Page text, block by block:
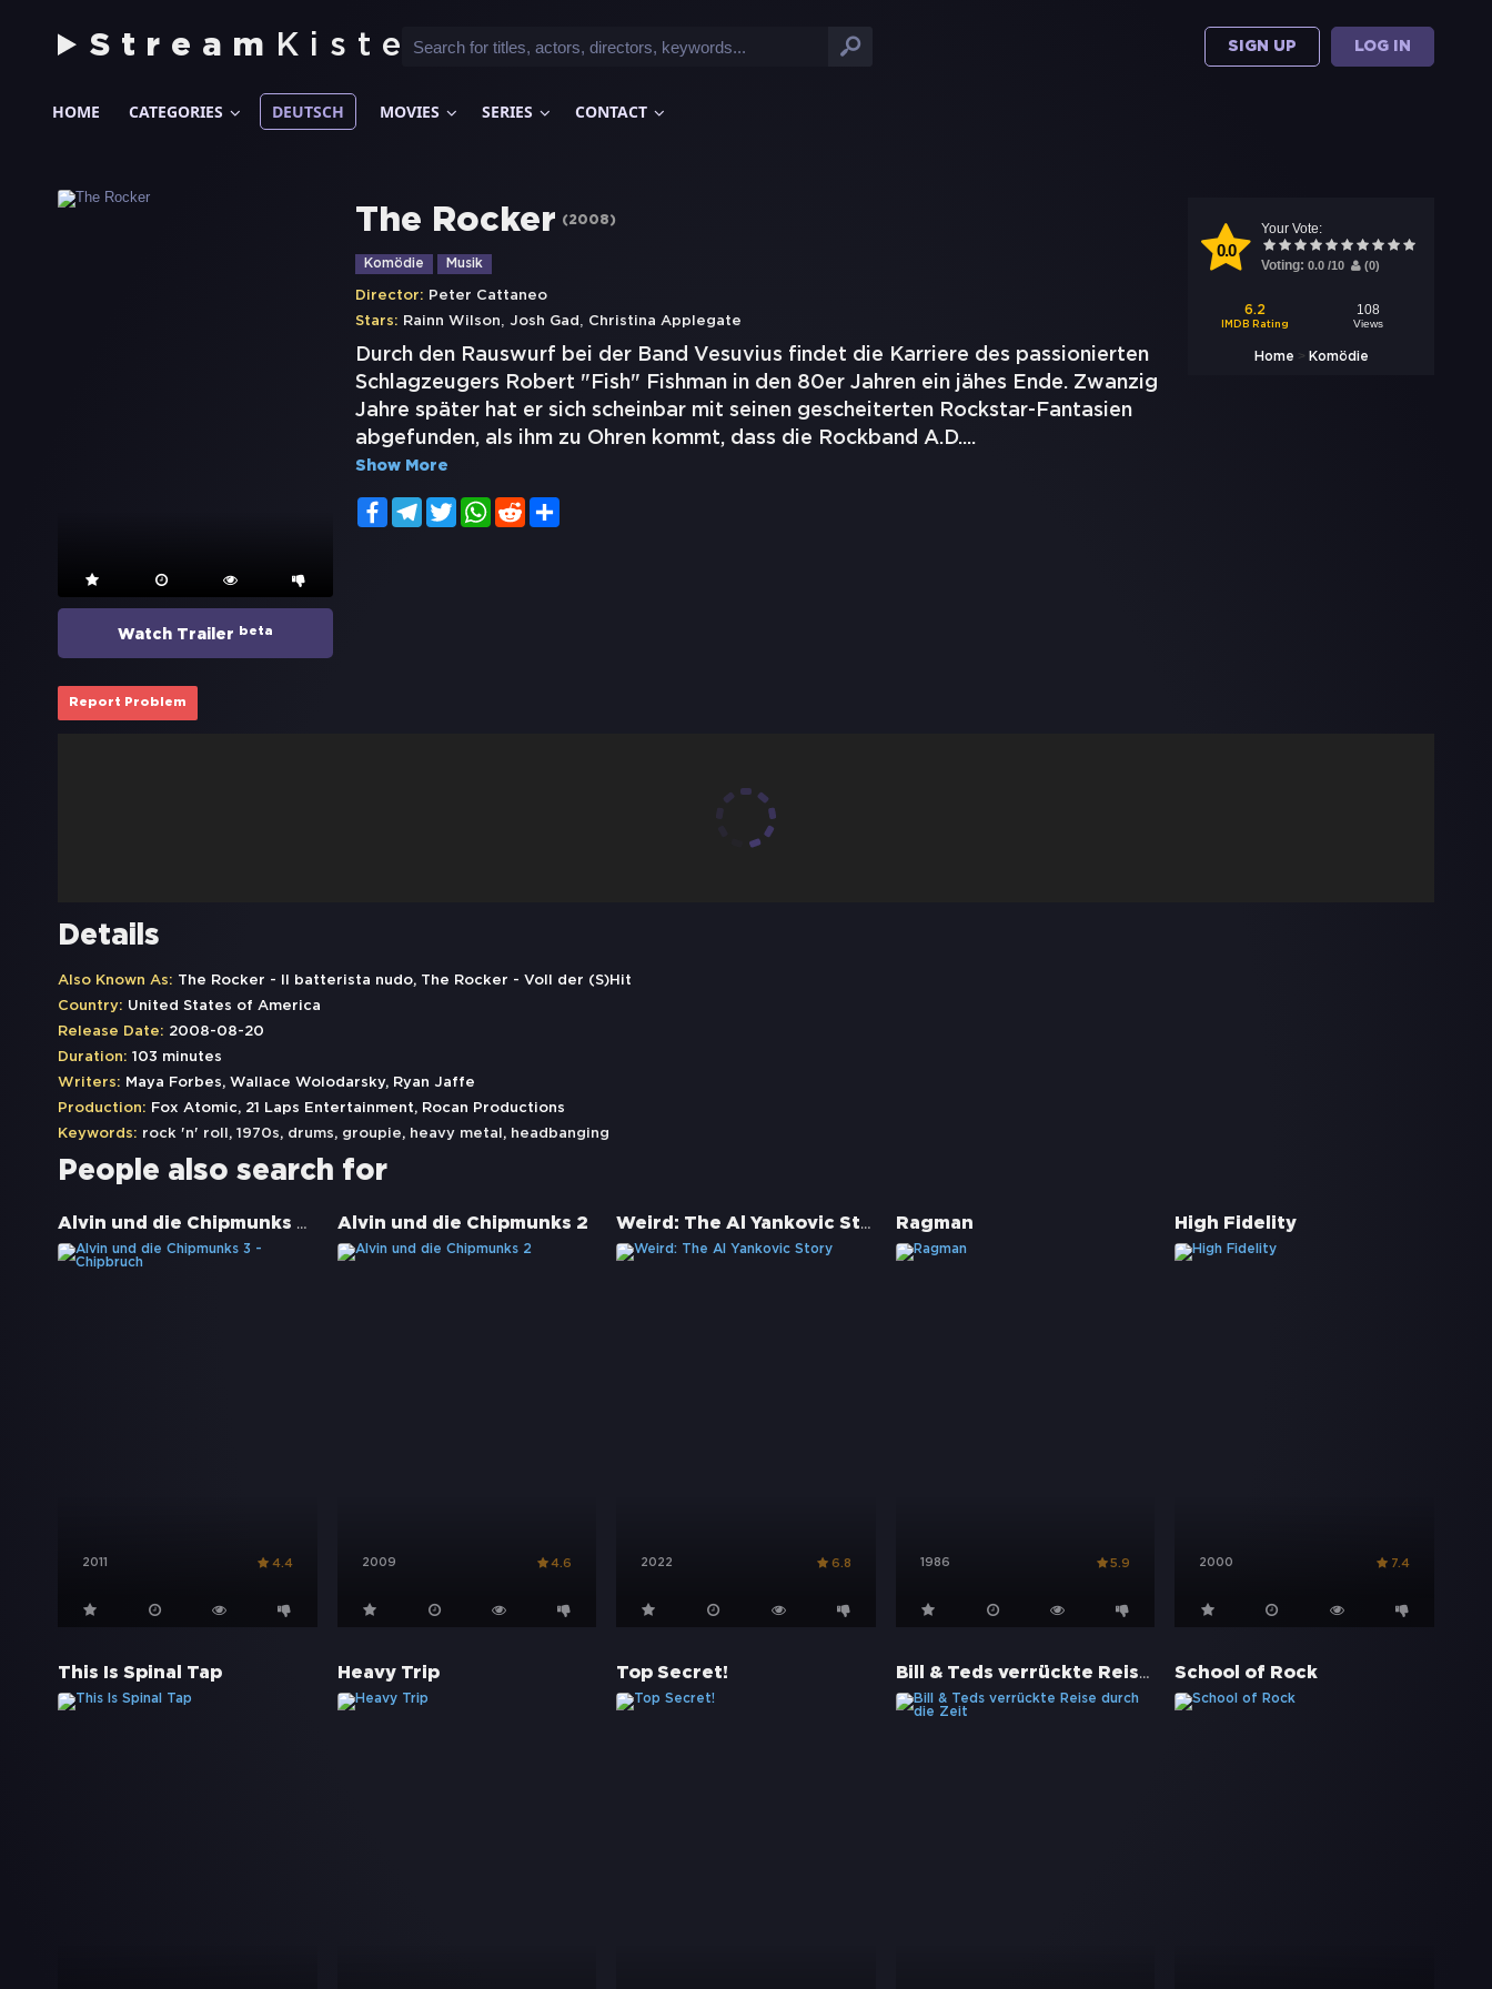
Stream Kiste SIGN UP LOG IN
HOME CATEGORIES DEUTSCH MOVIES SERIES CONTACT
Watch Trailer beta
0.0
Your Vote:
Voting: 0.0 /10 (0)
6.2
IMDB Rating
108
Views
Home > Komödie
The Rocker (2008)
Komödie Musik
Director: Peter Cattaneo
Stars: Rainn Wilson, Josh Gad , Christina Applegate
Durch den Rauswurf bei der Band Vesuvius findet die Karriere des passionierten
Schlagzeugers Robert "Fish" Fishman in den 80er Jahren ein jähes Ende. Zwanzig
Jahre später hat er sich scheinbar mit seinen gescheiterten Rockstar-Fantasien
abgefunden, als ihm zu Ohren kommt, dass die Rockband A.D....
Show More
FacebookTelegramTwitterWhatsApp
Reddit
Report Problem
Details
Also Known As: The Rocker - Il batterista nudo, The Rocker - Voll der (S)Hit
Country: United States of America
Release Date: 2008-08-20
Duration: 103 minutes
Writers: Maya Forbes, Wallace Wolodarsky, Ryan Jaffe
Production: Fox Atomic, 21 Laps Entertainment, Rocan Productions
Keywords: rock 'n' roll , 1970s, drums, groupie, heavy metal , headbanging
People also search for
Alvin und die Chipmunks 3 - Chipbruch
2011 4.4
Alvin und die Chipmunks 2
2009 4.6
Weird: The Al Yankovic Story
2022 6.8
Ragman
1986 5.9
High Fidelity
2000 7.4
This Is Spinal Tap Heavy Trip Top Secret! Bill & Teds verrückte Reise durch die Zeit School of Rock